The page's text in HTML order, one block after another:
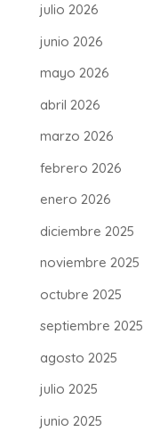
julio 2026
junio 2026
mayo 2026
abril 2026
marzo 2026
febrero 2026
enero 2026
diciembre 2025
noviembre 2025
octubre 2025
septiembre 2025
agosto 2025
julio 2025
junio 2025